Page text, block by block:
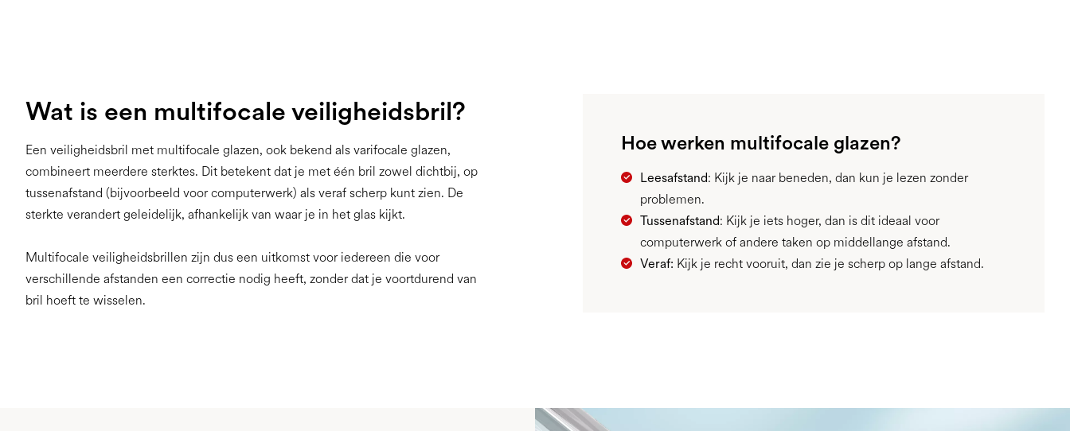
Wat is een multifocale veiligheidsbril?
Een veiligheidsbril met multifocale glazen, ook bekend als varifocale glazen,
combineert meerdere sterktes. Dit betekent dat je met één bril zowel dichtbij, op
tussenafstand (bijvoorbeeld voor computerwerk) als veraf scherp kunt zien. De
sterkte verandert geleidelijk, afhankelijk van waar je in het glas kijkt.
Multifocale veiligheidsbrillen zijn dus een uitkomst voor iedereen die voor
verschillende afstanden een correctie nodig heeft, zonder dat je voortdurend van
bril hoeft te wisselen.
Hoe werken multifocale glazen?
Leesafstand: Kijk je naar beneden, dan kun je lezen zonder
problemen.
Tussenafstand: Kijk je iets hoger, dan is dit ideaal voor
computerwerk of andere taken op middellange afstand.
Veraf: Kijk je recht vooruit, dan zie je scherp op lange afstand.